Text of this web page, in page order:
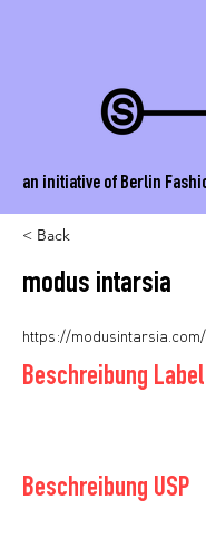
an initiative of Berlin
< Back
modus intarsia
https://modusintarsia.com/
Beschreibung Label
Beschreibung USP